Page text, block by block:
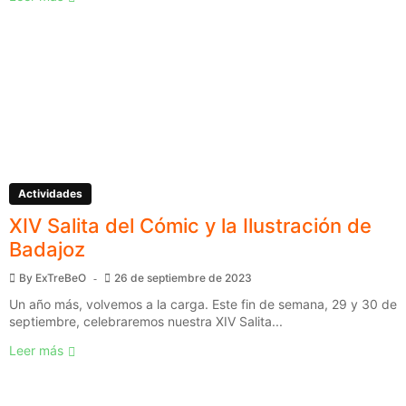
Actividades
XIV Salita del Cómic y la Ilustración de
Badajoz
By ExTreBeO 26 de septiembre de 2023
Un año más, volvemos a la carga. Este fin de semana, 29 y 30 de
septiembre, celebraremos nuestra XIV Salita...
Leer más